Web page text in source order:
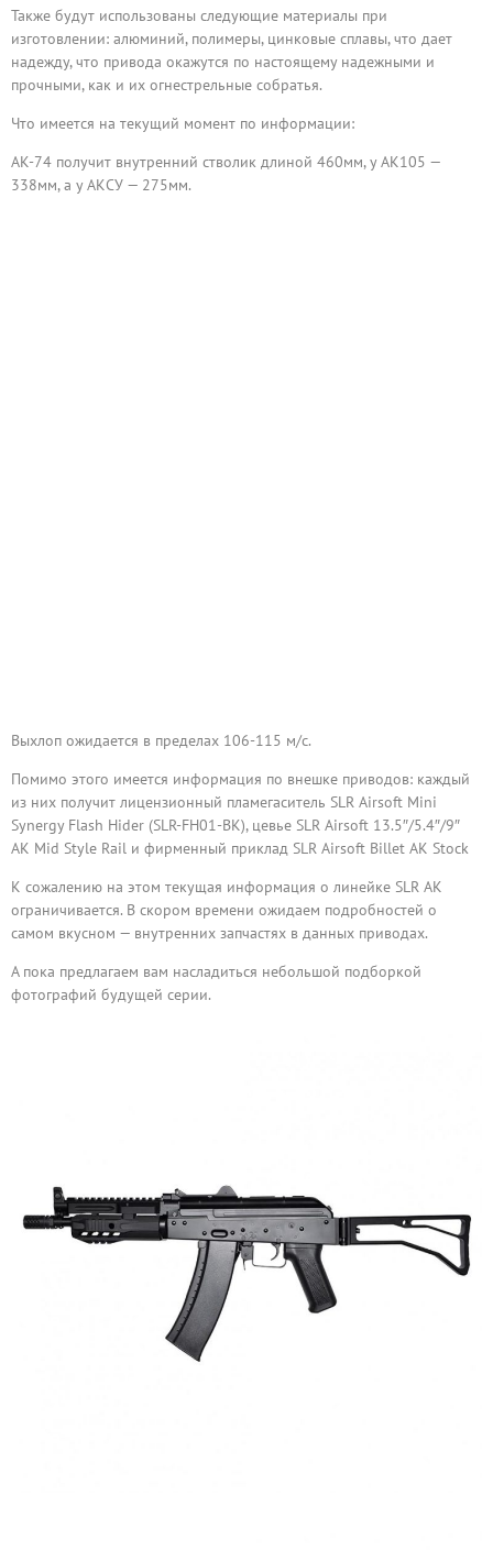
Также будут использованы следующие материалы при
изготовлении: алюминий, полимеры, цинковые сплавы, что дает
надежду, что привода окажутся по настоящему надежными и
прочными, как и их огнестрельные собратья.
Что имеется на текущий момент по информации:
АК-74 получит внутренний стволик длиной 460мм, у АК105 —
338мм, а у АКСУ — 275мм.
Выхлоп ожидается в пределах 106-115 м/c.
Помимо этого имеется информация по внешке приводов: каждый
из них получит лицензионный пламегаситель SLR Airsoft Mini
Synergy Flash Hider (SLR-FH01-BK), цевье SLR Airsoft 13.5″/5.4″/9″
AK Mid Style Rail и фирменный приклад SLR Airsoft Billet AK Stock
К сожалению на этом текущая информация о линейке SLR AK
ограничивается. В скором времени ожидаем подробностей о
самом вкусном — внутренних запчастях в данных приводах.
А пока предлагаем вам насладиться небольшой подборкой
фотографий будущей серии.